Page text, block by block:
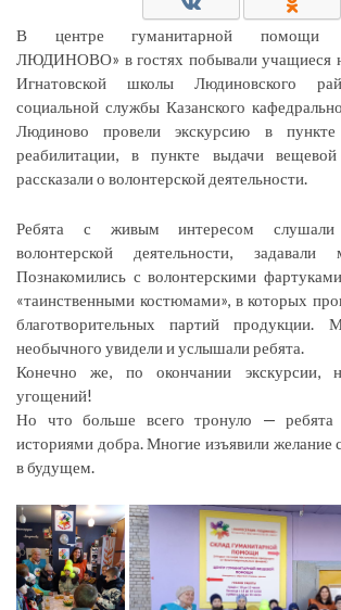
В центре гуманитарной помощи
ЛЮДИНОВО» в гостях побывали учащиеся
Игнатовской школы Людиновского
социальной службы Казанского
Людиново провели экскурсию в
реабилитации, в пункте выдачи
рассказали о волонтерской деятельности.
Ребята с живым интересом
волонтерской деятельности, задавали
Познакомились с волонтерскими
«таинственными костюмами», в которых
благотворительных партий продукции.
необычного увидели и услышали ребята.
Конечно же, по окончании экскурсии,
угощений!
Но что больше всего тронуло — ребята
историями добра. Многие изъявили желание
в будущем.